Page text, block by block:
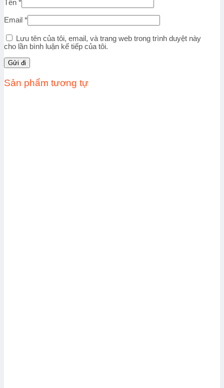
Tên *
Email *
Lưu tên của tôi, email, và trang web trong trình duyệt này
cho lần bình luận kế tiếp của tôi.
Sản phẩm tương tự